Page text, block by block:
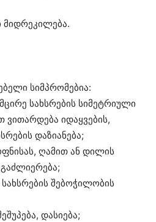
სიმპრომებია:
სახსრების სიმეტრიული
ვითარდება იდაყვების,
დაზიანება;
ღამით ან დილის
შებოჭილობის
დასიება;